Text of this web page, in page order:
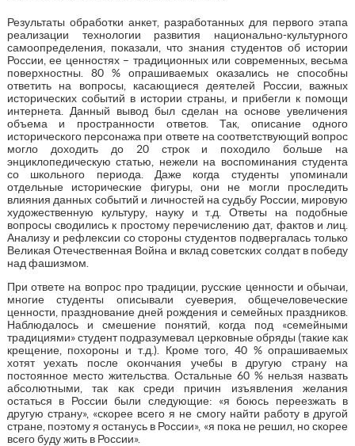
Результаты обработки анкет, разработанных для первого этапа
реализации технологии развития национально-культурного
самоопределения, показали, что знания студентов об истории
России, ее ценностях – традиционных или современных, весьма
поверхностны. 80 % опрашиваемых оказались не способны
ответить на вопросы, касающиеся деятелей России, важных
исторических событий в истории страны, и прибегли к помощи
интернета. Данный вывод был сделан на основе увеличения
объема и пространности ответов. Так, описание одного
исторического персонажа при ответе на соответствующий вопрос
могло доходить до 20 строк и походило больше на
энциклопедическую статью, нежели на воспоминания студента
со школьного периода. Даже когда студенты упоминали
отдельные исторические фигуры, они не могли проследить
влияния данных событий и личностей на судьбу России, мировую
художественную культуру, науку и т.д. Ответы на подобные
вопросы сводились к простому перечислению дат, фактов и лиц.
Анализу и рефлексии со стороны студентов подвергалась только
Великая Отечественная Война и вклад советских солдат в победу
над фашизмом.
При ответе на вопрос про традиции, русские ценности и обычаи,
многие студенты описывали суеверия, общечеловеческие
ценности, празднование дней рождения и семейных праздников.
Наблюдалось и смешение понятий, когда под «семейными
традициями» студент подразумевал церковные обряды (такие как
крещение, похороны и т.д.). Кроме того, 40 % опрашиваемых
хотят уехать после окончания учебы в другую страну на
постоянное место жительства. Остальные 60 % нельзя назвать
абсолютными, так как среди причин изъявления желания
остаться в России были следующие: «я боюсь переезжать в
другую страну», «скорее всего я не смогу найти работу в другой
стране, поэтому я останусь в России», «я пока не решил, но скорее
всего буду жить в России».